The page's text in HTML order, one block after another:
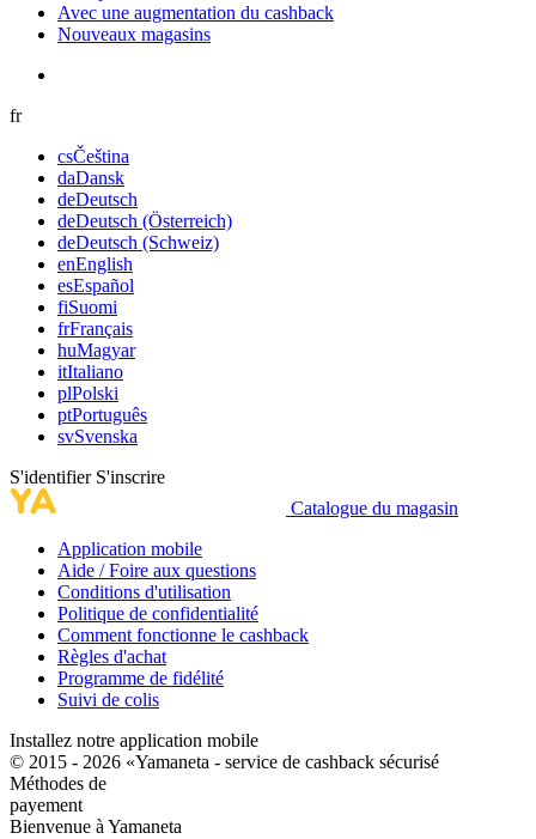
Avec une augmentation du cashback
Nouveaux magasins
fr
csČeština
daDansk
deDeutsch
deDeutsch (Österreich)
deDeutsch (Schweiz)
enEnglish
esEspañol
fiSuomi
frFrançais
huMagyar
itItaliano
plPolski
ptPortuguês
svSvenska
S'identifier S'inscrire
Catalogue du magasin
Application mobile
Aide / Foire aux questions
Conditions d'utilisation
Politique de confidentialité
Comment fonctionne le cashback
Règles d'achat
Programme de fidélité
Suivi de colis
Installez notre application mobile
© 2015 - 2026 «Yamaneta - service de cashback sécurisé
Méthodes de
payement
Bienvenue à Yamaneta